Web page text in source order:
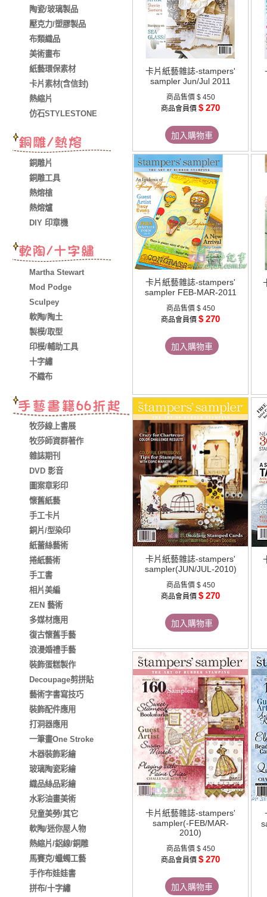
陶瓷/玻璃製品
壓克力/塑膠製品
布類織品
美術畫布
紙藝環保素材
卡片素材(含信封)
熱縮片
仿石STYLESTONE
銅雕片
銅雕工具
熱熔槍
熱熔爐
DIY 印章機
Martha Stewart
Mod Podge
Sculpey
軟陶/陶土
製模/取型
印模/輔助工具
十字繡
不織布
牧莎線上書展
牧莎師資群著作
雜誌期刊
DVD 影音
圖案章彩印
懷舊紙藝
手工卡片
銅片/型染印
紙蕾絲藝術
捲紙藝術
手工書
相片美編
ZEN 藝術
多媒材應用
復古懷舊手藝
浪漫婚禮手藝
裝飾蛋糕製作
Decoupage剪拼貼
藝術字書寫技巧
裝飾配件應用
打洞器應用
一筆畫One Stroke
木器裝飾彩繪
玻璃陶瓷彩繪
織品絲品彩繪
水彩油畫美術
兒童美勞/其它
軟陶/迷你屋人物
熱縮片/鋁線/銅雕
馬賽克/蠟蠋工藝
手作布娃娃書
拼布/十字繡
卡片紙藝雜誌-stampers'
sampler Jun/Jul 2011
商品售價 $ 450
商品會員價 $ 270
加入購物車
卡片紙藝雜誌-stampers'
sampler FEB-MAR-2011
商品售價 $ 450
商品會員價 $ 270
加入購物車
卡片紙藝雜誌-stampers'
sampler(JUN/JUL-2010)
商品售價 $ 450
商品會員價 $ 270
加入購物車
卡片紙藝雜誌-stampers'
sampler(-FEB/MAR-
2010)
商品售價 $ 450
商品會員價 $ 270
加入購物車